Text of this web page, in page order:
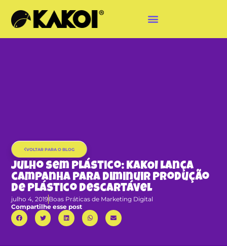
VOLTAR PARA O BLOG
Julho sem Plástico: KAKOI lança
campanha para diminuir produção
de plástico descartável
julho 4, 2019Boas Práticas de Marketing Digital
Compartilhe esse post